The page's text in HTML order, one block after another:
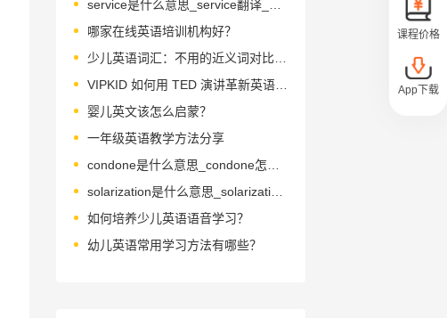
哪家在线英语培训机构好？
少儿英语词汇：不用的近义词对比练习
VIPKID 如何用 TED 演讲革新英语精读？
婴儿英文该怎么启蒙？
一年级英语教学方法分享
solarization是什么意思_solarization怎么读_音标səʊləraɪ'zeɪʃən
如何培养少儿英语语音学习？
幼儿英语常用学习方法有哪些？
课程价格
App下载